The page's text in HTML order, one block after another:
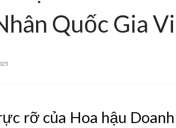
Quốc Gia
rỡ của Hoa hậu